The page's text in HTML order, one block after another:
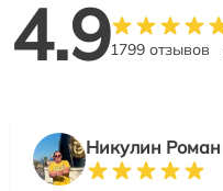
4.91799 отзывов
Никулин Роман